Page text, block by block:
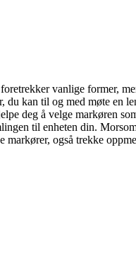
vanlige former,
kan til og med møte en
deg å velge markøren
til enheten din.
markører, også trekke